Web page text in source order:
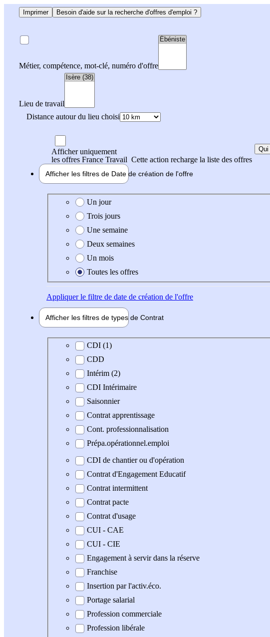
Imprimer Besoin d'aide sur la recherche d'offres d'emploi ?
Métier, compétence, mot-clé, numéro d'offre
Lieu de travail
Distance autour du lieu choisi
Afficher uniquement
les offres France Travail Cette action recharge la liste des offres
Qui
Afficher les filtres de Date de création de l'offre
Date de création de l'offre
Un jour
Trois jours
Une semaine
Deux semaines
Un mois
Toutes les offres
Appliquerle filtre de date de création de l'offre
Afficher les filtres de types de Contrat
Type de contrat
CDI (1)
CDD
Intérim (2)
CDI Intérimaire
Saisonnier
Contrat apprentissage
Cont. professionnalisation
Prépa.opérationnel.emploi
CDI de chantier ou d'opération
Contrat d'Engagement Educatif
Contrat intermittent
Contrat pacte
Contrat d'usage
CUI - CAE
CUI - CIE
Engagement à servir dans la réserve
Franchise
Insertion par l'activ.éco.
Portage salarial
Profession commerciale
Profession libérale